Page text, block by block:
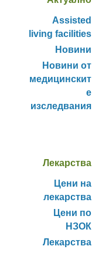
Assisted
living facilities
Новини
Новини от
медицинскит
е
изследвания
Лекарства
Цени на
лекарства
Цени по
НЗОК
Лекарства